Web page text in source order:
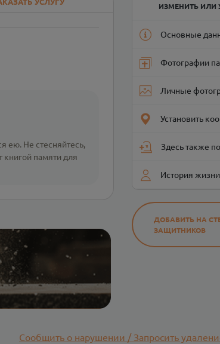
ею. Не стесняйтесь,
книгой памяти для
ИЗМЕНИТЬ ИЛИ
Основные
Фотографии
Личные
Установить
Здесь также
История жизни
ДОБАВИТЬ НА
ЗАЩИТНИКОВ
Сообщить о нарушении / Запросить